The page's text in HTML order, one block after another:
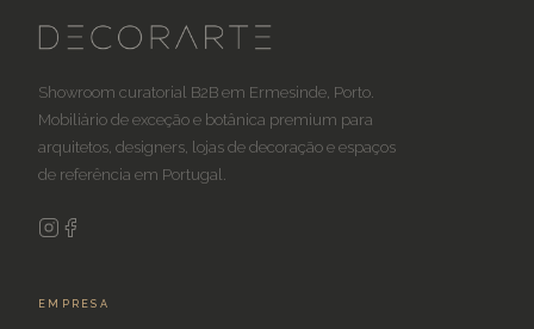
Showroom curatorial B2B em Ermesinde, Porto.
Mobiliário de exceção e botânica premium para
arquitetos, designers, lojas de decoração e espaços
de referência em Portugal.
EMPRESA